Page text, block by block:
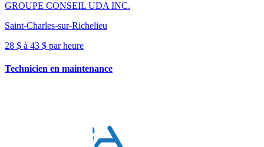
GROUPE CONSEIL UDA INC.
Saint-Charles-sur-Richelieu
28 $ à 43 $ par heure
Technicien en maintenance